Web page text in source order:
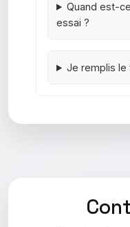
Quand est-
essai ?
Je remplis le